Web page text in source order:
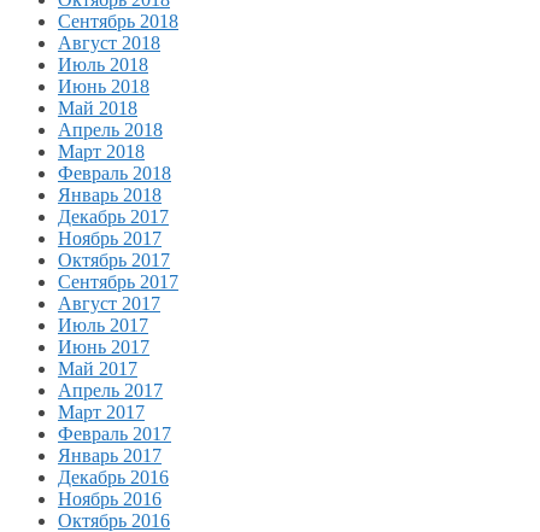
Сентябрь 2018
Август 2018
Июль 2018
Июнь 2018
Май 2018
Апрель 2018
Март 2018
Февраль 2018
Январь 2018
Декабрь 2017
Ноябрь 2017
Октябрь 2017
Сентябрь 2017
Август 2017
Июль 2017
Июнь 2017
Май 2017
Апрель 2017
Март 2017
Февраль 2017
Январь 2017
Декабрь 2016
Ноябрь 2016
Октябрь 2016